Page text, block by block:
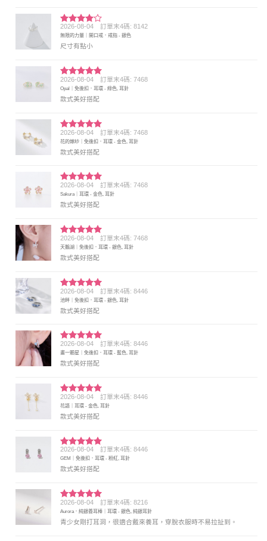
評分4
滿分 5
2026-08-04 訂單末4碼: 8142
無限的力量｜開口戒．戒指 - 銀色
尺寸有點小
評分5 滿
分 5
2026-08-04 訂單末4碼: 7468
Opal｜免後扣．耳環 - 綠色, 耳針
款式美好搭配
評分5滿
分 5
2026-08-04 訂單末4碼: 7468
花的嫁紗｜免後扣．耳環 - 金色, 耳針
款式美好搭配
評分5 滿
分 5
2026-08-04 訂單末4碼: 7468
Sakura｜耳環 - 金色, 耳針
款式美好搭配
評分5 滿
分 5
2026-08-04 訂單末4碼: 7468
天鵝湖｜免後扣．耳環 - 銀色, 耳針
款式美好搭配
評分5滿
分 5
2026-08-04 訂單末4碼: 8446
池畔｜免後扣．耳環 - 銀色, 耳針
款式美好搭配
評分5 滿
分 5
2026-08-04 訂單末4碼: 8446
畫一顆星｜免後扣．耳環 - 藍色, 耳針
款式美好搭配
評分5 滿
分 5
2026-08-04 訂單末4碼: 8446
花語｜耳環 - 金色, 耳針
款式美好搭配
評分5 滿
分 5
2026-08-04 訂單末4碼: 8446
GEM｜免後扣．耳環 - 粉紅, 耳針
款式美好搭配
評分5 滿
分 5
2026-08-04 訂單末4碼: 8216
Aurora．純銀養耳棒｜耳環 - 銀色, 純銀耳針
青少女剛打耳洞，很適合戴來養耳，穿脫衣服時不易拉扯到。